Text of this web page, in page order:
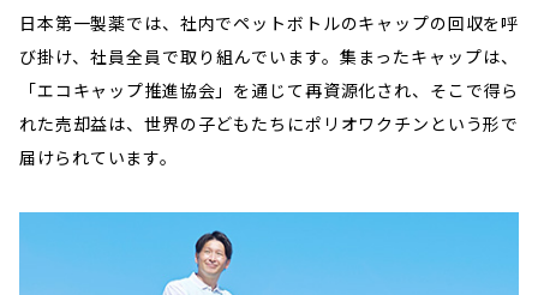
日本第一製薬では、社内でペットボトルのキャップの回収を呼
び掛け、社員全員で取り組んでいます。集まったキャップは、
「エコキャップ推進協会」を通じて再資源化され、そこで得ら
れた売却益は、世界の子どもたちにポリオワクチンという形で
届けられています。